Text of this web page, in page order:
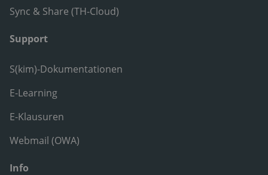
Sync & Share (TH-Cloud)
Support
S(kim)-Dokumentationen
E-Learning
E-Klausuren
Webmail (OWA)
Info